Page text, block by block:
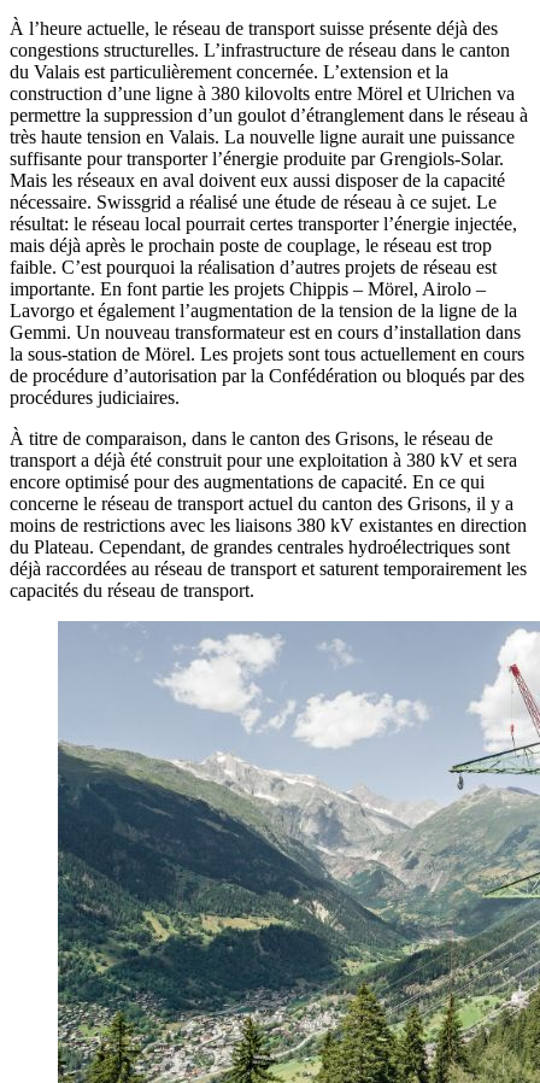
À l’heure actuelle, le réseau de transport suisse présente déjà des
congestions structurelles. L’infrastructure de réseau dans le canton
du Valais est particulièrement concernée. L’extension et la
construction d’une ligne à 380 kilovolts entre Mörel et Ulrichen va
permettre la suppression d’un goulot d’étranglement dans le réseau à
très haute tension en Valais. La nouvelle ligne aurait une puissance
suffisante pour transporter l’énergie produite par Grengiols-Solar.
Mais les réseaux en aval doivent eux aussi disposer de la capacité
nécessaire. Swissgrid a réalisé une étude de réseau à ce sujet. Le
résultat: le réseau local pourrait certes transporter l’énergie injectée,
mais déjà après le prochain poste de couplage, le réseau est trop
faible. C’est pourquoi la réalisation d’autres projets de réseau est
importante. En font partie les projets Chippis – Mörel, Airolo –
Lavorgo et également l’augmentation de la tension de la ligne de la
Gemmi. Un nouveau transformateur est en cours d’installation dans
la sous-station de Mörel. Les projets sont tous actuellement en cours
de procédure d’autorisation par la Confédération ou bloqués par des
procédures judiciaires.
À titre de comparaison, dans le canton des Grisons, le réseau de
transport a déjà été construit pour une exploitation à 380 kV et sera
encore optimisé pour des augmentations de capacité. En ce qui
concerne le réseau de transport actuel du canton des Grisons, il y a
moins de restrictions avec les liaisons 380 kV existantes en direction
du Plateau. Cependant, de grandes centrales hydroélectriques sont
déjà raccordées au réseau de transport et saturent temporairement les
capacités du réseau de transport.